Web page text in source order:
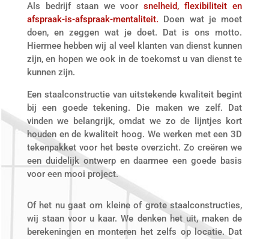
Als bedrijf staan we voorsnelheid, flexibiliteit en
afspraak-is-afspraak-mentaliteit.
Doen wat je moet
doen, en zeggen wat je doet. Dat is ons motto.
Hiermee hebben wij al veel klanten van dienst kunnen
zijn, en hopen we ook in de toekomst u van dienst te
kunnen zijn.
Een staalconstructie van uitstekende kwaliteit begint
bij een goede tekening. Die maken we zelf. Dat
vinden we belangrijk, omdat we zo de lijntjes kort
houden en de kwaliteit hoog. We werken met een 3D
tekenpakket voor het beste overzicht. Zo creëren we
een duidelijk ontwerp en daarmee een goede basis
voor een mooi project.
Of het nu gaat om kleine of grote staalconstructies,
wij staan voor u kaar. We denken het uit, maken de
berekeningen en monteren het zelfs op locatie. Dat